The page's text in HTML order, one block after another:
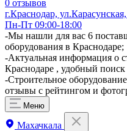
0 отзывов
г.Краснодар,
Пн-Пт 09:00-18:00
​-Мы нашли для вас 6
оборудования в Краснодаре;
-Актуальная информация о
Краснодаре , удобный
-Строительное
отзывы с рейтингом и
Меню
Махачкала